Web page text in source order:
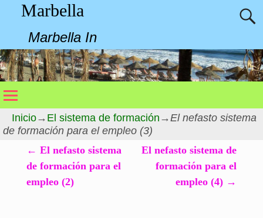
Marbella
Marbella In
Inicio→ El sistema de formación →El nefasto sistema
de formación para el empleo (3)
Navegación de entradas
← El nefasto sistema
de formación para el
empleo (2)
El nefasto sistema de
formación para el
empleo (4) →